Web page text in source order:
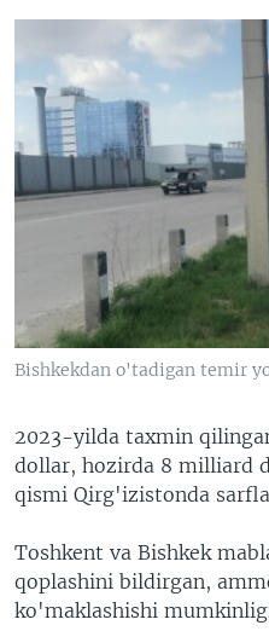
Bishkekdan o'tadigan temir
2023-yilda taxmin
dollar, hozirda 8 milliard
qismi Qirg'izistonda
Toshkent va Bishkek
qoplashini bildirgan,
ko'maklashishi